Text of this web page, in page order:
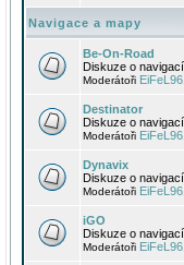
Navigace a mapy
Be-On-Road
Diskuze o
Moderátoři EiFeL96
Destinator
Diskuze o
Moderátoři EiFeL96
Dynavix
Diskuze o
Moderátoři EiFeL96
iGO
Diskuze o
Moderátoři EiFeL96